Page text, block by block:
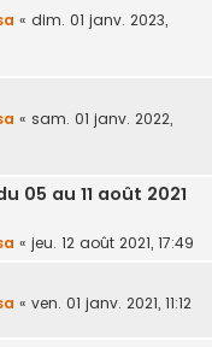
« dim. 01 janv. 2023,
« sam. 01 janv. 2022,
05 au 11 août 2021
« jeu. 12 août 2021, 17:49
« ven. 01 janv. 2021, 11:12